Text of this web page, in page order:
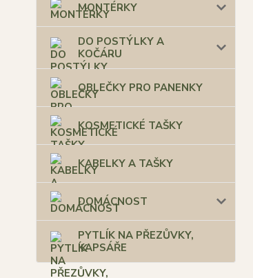
MONTÉRKY
DO POSTÝLKY A
KOČÁRU
OBLEČKY PRO PANENKY
KOSMETICKÉ TAŠKY
KABELKY A TAŠKY
DOMÁCNOST
PYTLÍK NA PŘEZŮVKY,
KAPSÁŘE